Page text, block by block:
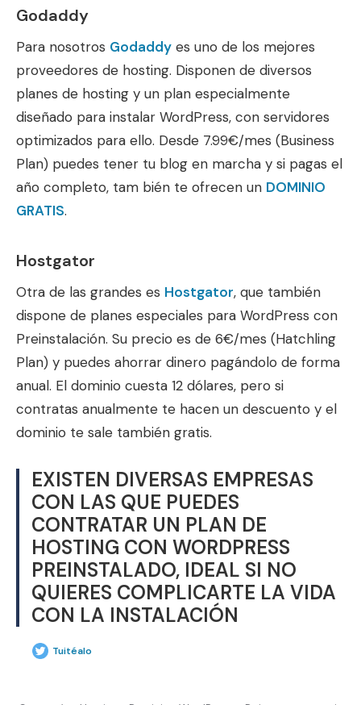
Godaddy
Para nosotros Godaddy es uno de los mejores
proveedores de hosting. Disponen de diversos
planes de hosting y un plan especialmente
diseñado para instalar WordPress, con servidores
optimizados para ello. Desde 7.99€/mes (Business
Plan) puedes tener tu blog en marcha y si pagas el
año completo, tam bién te ofrecen un DOMINIO
GRATIS.
Hostgator
Otra de las grandes es Hostgator, que también
dispone de planes especiales para WordPress con
Preinstalación. Su precio es de 6€/mes (Hatchling
Plan) y puedes ahorrar dinero pagándolo de forma
anual. El dominio cuesta 12 dólares, pero si
contratas anualmente te hacen un descuento y el
dominio te sale también gratis.
EXISTEN DIVERSAS EMPRESAS
CON LAS QUE PUEDES
CONTRATAR UN PLAN DE
HOSTING CON WORDPRESS
PREINSTALADO, IDEAL SI NO
QUIERES COMPLICARTE LA VIDA
CON LA INSTALACIÓN
Tuitéalo